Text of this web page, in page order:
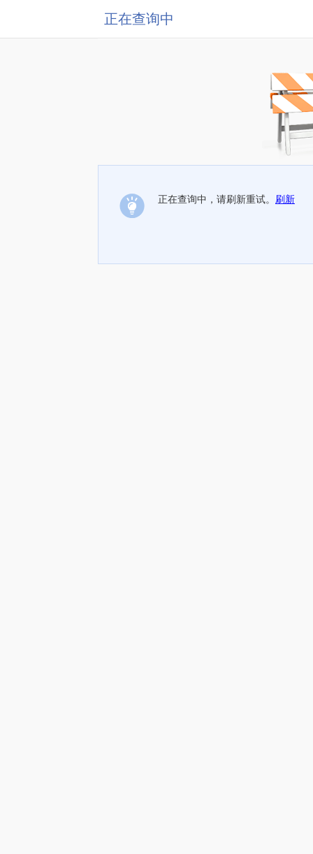
正在查询中
正在查询中，请刷新重试。 刷新